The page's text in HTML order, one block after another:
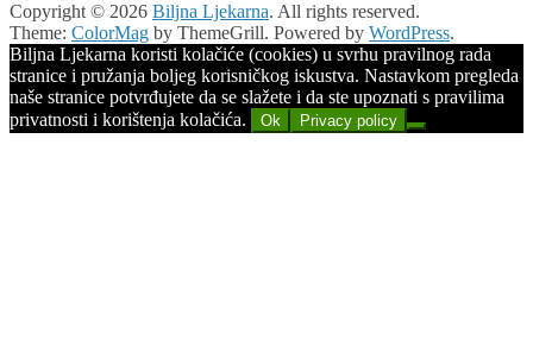
Copyright © 2026 Biljna Ljekarna. All rights reserved.
Theme: ColorMag by ThemeGrill. Powered by WordPress.
Biljna Ljekarna koristi kolačiće (cookies) u svrhu pravilnog rada
stranice i pružanja boljeg korisničkog iskustva. Nastavkom pregleda
naše stranice potvrđujete da se slažete i da ste upoznati s pravilima
privatnosti i korištenja kolačića.
Ok Privacy policy